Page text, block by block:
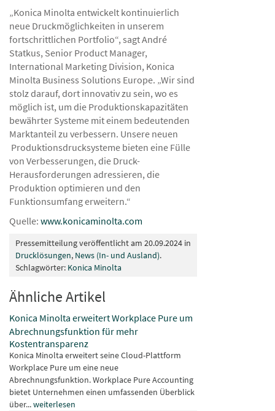
„Konica Minolta entwickelt kontinuierlich
neue Druckmöglichkeiten in unserem
fortschrittlichen Portfolio“, sagt André
Statkus, Senior Product Manager,
International Marketing Division, Konica
Minolta Business Solutions Europe. „Wir sind
stolz darauf, dort innovativ zu sein, wo es
möglich ist, um die Produktionskapazitäten
bewährter Systeme mit einem bedeutenden
Marktanteil zu verbessern. Unsere neuen
Produktionsdrucksysteme bieten eine Fülle
von Verbesserungen, die Druck-
Herausforderungen adressieren, die
Produktion optimieren und den
Funktionsumfang erweitern.“
Quelle: www.konicaminolta.com
Pressemitteilung veröffentlicht am 20.09.2024 in
Drucklösungen, News (In- und Ausland).
Schlagwörter: Konica Minolta
Ähnliche Artikel
Konica Minolta erweitert Workplace Pure um
Abrechnungsfunktion für mehr
Kostentransparenz
Konica Minolta erweitert seine Cloud-Plattform
Workplace Pure um eine neue
Abrechnungsfunktion. Workplace Pure Accounting
bietet Unternehmen einen umfassenden Überblick
über...weiterlesen